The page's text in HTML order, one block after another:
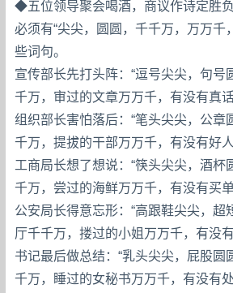
◆五位领导聚会喝酒，商议作诗定胜
必须有“尖尖，圆圆，千千万，万万千
些词句。
宣传部长先打头阵：“逗号尖尖，句号
千万，审过的文章万万千，有没有真
组织部长害怕落后：“笔头尖尖，公章
千万，提拔的干部万万千，有没有好人
工商局长想了想说：“筷头尖尖，酒杯
千万，尝过的海鲜万万千，有没有买
公安局长得意忘形：“高跟鞋尖尖，超
厅千千万，搂过的小姐万万千，有没
书记最后做总结：“乳头尖尖，屁股圆
千万，睡过的女秘书万万千，有没有